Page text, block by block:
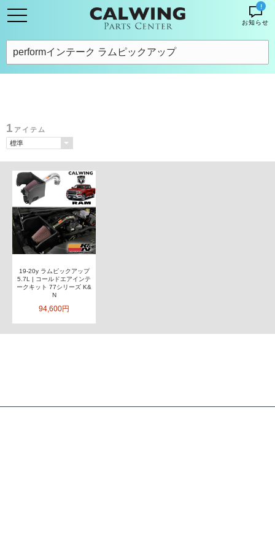
!
お知らせ
1 アイテム
19-20y ラムピックアップ
5.7L | コールドエアインテ
ークキット 77シリーズ K&
N
94,600円